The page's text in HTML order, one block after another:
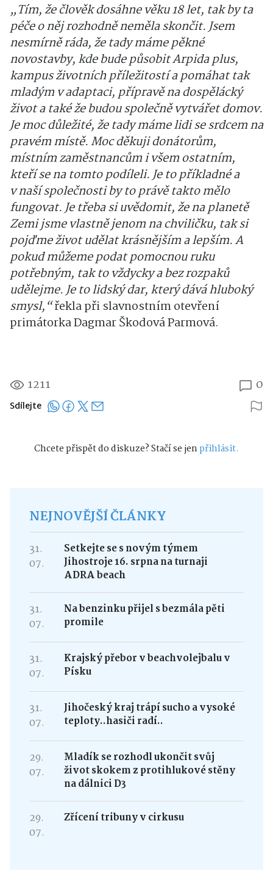
„Tím, že člověk dosáhne věku 18 let, tak by ta
péče o něj rozhodně neměla skončit. Jsem
nesmírně ráda, že tady máme pěkné
novostavby, kde bude působit Arpida plus,
kampus životních příležitostí a pomáhat tak
mladým v adaptaci, přípravě na dospělácký
život a také že budou společně vytvářet domov.
Je moc důležité, že tady máme lidi se srdcem na
pravém místě. Moc děkuji donátorům,
místním zaměstnancům i všem ostatním,
kteří se na tomto podíleli. Je to příkladné a
v naší společnosti by to právě takto mělo
fungovat. Je třeba si uvědomit, že na planetě
Zemi jsme vlastně jenom na chviličku, tak si
pojďme život udělat krásnějším a lepším. A
pokud můžeme podat pomocnou ruku
potřebným, tak to vždycky a bez rozpaků
udělejme. Je to lidský dar, který dává hluboký
smysl,“řekla při slavnostním otevření
primátorka Dagmar Škodová Parmová.
1211 0
Sdílejte
Chcete přispět do diskuze? Stačí se jenpřihlásit.
NEJNOVĚJŠÍ ČLÁNKY
31.
07.
Setkejte se s novým týmem
Jihostroje 16. srpna na turnaji
ADRA beach
31.
07.
Na benzinku přijel s bezmála pěti
promile
31.
07.
Krajský přebor v beachvolejbalu v
Písku
31.
07.
Jihočeský kraj trápí sucho a vysoké
teploty..hasiči radí..
29.
07.
Mladík se rozhodl ukončit svůj
život skokem z protihlukové stěny
na dálnici D3
29.
07.
Zřícení tribuny v cirkusu